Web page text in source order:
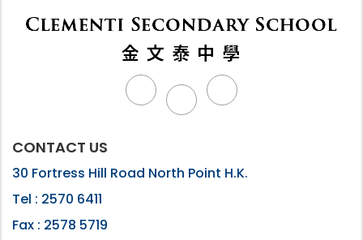
CONTACT US
30 Fortress Hill Road North Point H.K.
Tel : 2570 6411
Fax : 2578 5719